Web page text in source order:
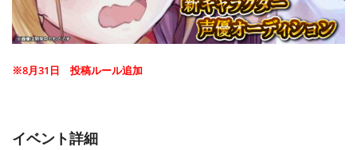
※8月31日 投稿ルール追加
イベント詳細